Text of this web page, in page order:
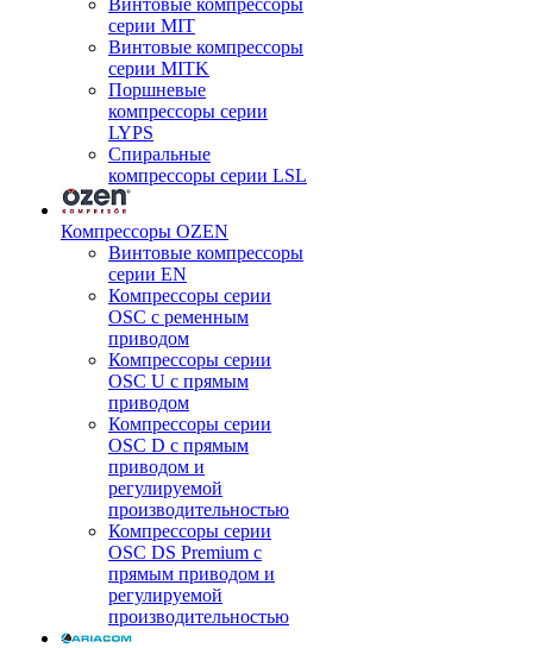
Винтовые компрессоры
серии MIT
Винтовые компрессоры
серии MITK
Поршневые
компрессоры серии
LYPS
Спиральные
компрессоры серии LSL
Компрессоры OZEN
Винтовые компрессоры
серии EN
Компрессоры серии
OSC с ременным
приводом
Компрессоры серии
OSC U с прямым
приводом
Компрессоры серии
OSC D с прямым
приводом и
регулируемой
производительностью
Компрессоры серии
OSC DS Premium с
прямым приводом и
регулируемой
производительностью